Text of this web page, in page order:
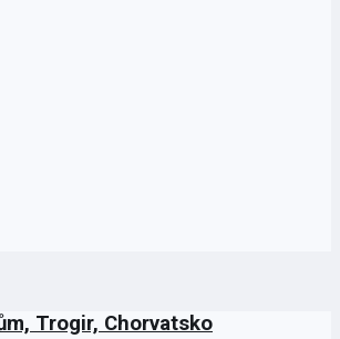
Trogir, Chorvatsko